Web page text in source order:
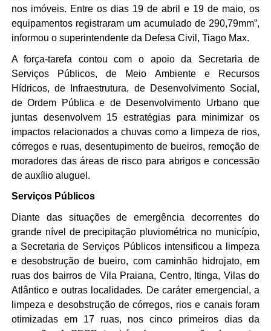
nos imóveis. Entre os dias 19 de abril e 19 de maio, os
equipamentos registraram um acumulado de 290,79mm”,
informou o superintendente da Defesa Civil, Tiago Max.
A força-tarefa contou com o apoio da Secretaria de
Serviços Públicos, de Meio Ambiente e Recursos
Hídricos, de Infraestrutura, de Desenvolvimento Social,
de Ordem Pública e de Desenvolvimento Urbano que
juntas desenvolvem 15 estratégias para minimizar os
impactos relacionados a chuvas como a limpeza de rios,
córregos e ruas, desentupimento de bueiros, remoção de
moradores das áreas de risco para abrigos e concessão
de auxílio aluguel.
Serviços Públicos
Diante das situações de emergência decorrentes do
grande nível de precipitação pluviométrica no município,
a Secretaria de Serviços Públicos intensificou a limpeza
e desobstrução de bueiro, com caminhão hidrojato, em
ruas dos bairros de Vila Praiana, Centro, Itinga, Vilas do
Atlântico e outras localidades. De caráter emergencial, a
limpeza e desobstrução de córregos, rios e canais foram
otimizadas em 17 ruas, nos cinco primeiros dias da